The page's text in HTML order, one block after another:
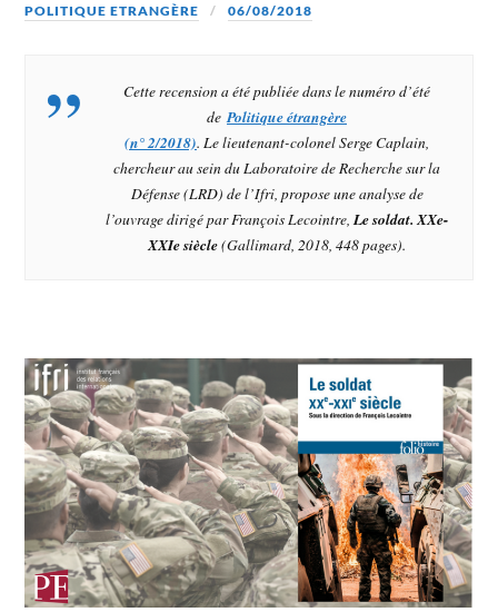
POLITIQUE ETRANGÈRE 06/08/2018
Cette recension a été publiée dans le numéro d’été
de Politique étrangère
(n° 2/2018). Lelieutenant-colonel Serge Caplain,
chercheur au sein du Laboratoire de Recherche sur la
Défense (LRD) de l’Ifri, propose une analyse de
l’ouvrage dirigé par François Lecointre, Le soldat. XXe-
XXIe siècle(Gallimard, 2018, 448 pages).